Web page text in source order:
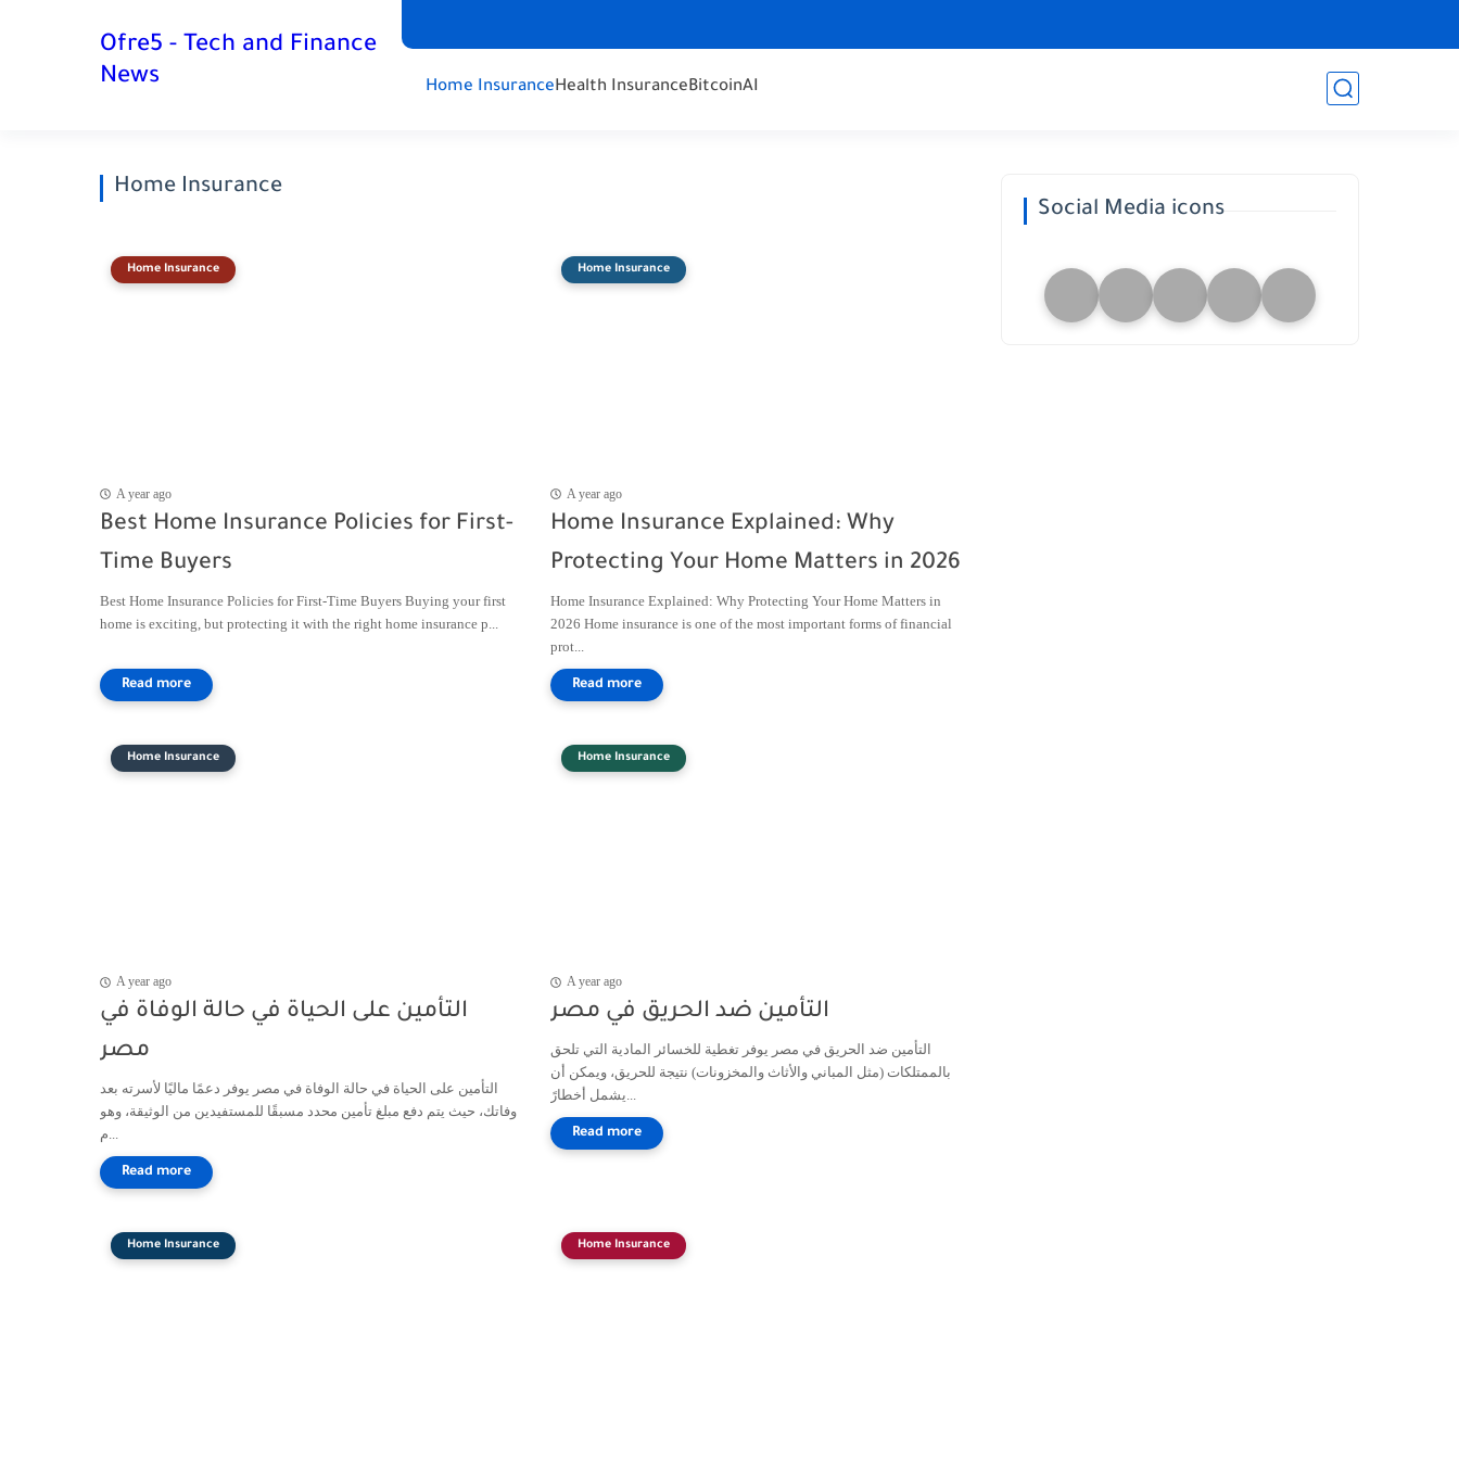
Ofre5 - Tech and Finance
News
Home InsuranceHealth InsuranceBitcoinAI
Home Insurance
Home Insurance
A year ago
Best Home Insurance Policies for First-
Time Buyers
Best Home Insurance Policies for First-Time Buyers Buying your first
home is exciting, but protecting it with the right home insurance p...
Home Insurance
A year ago
Home Insurance Explained: Why
Protecting Your Home Matters in 2026
Home Insurance Explained: Why Protecting Your Home Matters in
2026 Home insurance is one of the most important forms of financial
prot...
Home Insurance
A year ago
التأمين على الحياة في حالة الوفاة في
مصر
التأمين على الحياة في حالة الوفاة في مصر يوفر دعمًا ماليًا لأسرته بعد
وفاتك، حيث يتم دفع مبلغ تأمين محدد مسبقًا للمستفيدين من الوثيقة، وهو
م...
Home Insurance
A year ago
التأمين ضد الحريق في مصر
التأمين ضد الحريق في مصر يوفر تغطية للخسائر المادية التي تلحق
بالممتلكات (مثل المباني والأثاث والمخزونات) نتيجة للحريق، ويمكن أن
يشمل أخطارً...
Home Insurance Home Insurance
Social Media icons